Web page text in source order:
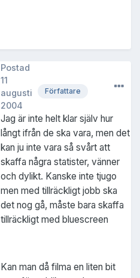
Författare
Postad
11
augusti
2004
Jag är inte helt klar själv hur
långt ifrån de ska vara, men det
kan ju inte vara så svårt att
skaffa några statister, vänner
och dylikt. Kanske inte tjugo
men med tillräckligt jobb ska
det nog gå, måste bara skaffa
tillräckligt med bluescreen
Kan man då filma en liten bit